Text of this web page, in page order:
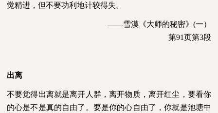
觉精进，但不要功利地计较得失。
——雪漠《大师的秘密》 (一）
第91页第3段
出离
不要觉得出离就是离开人群，离开物质，离开红尘，要看你
的心是不是真的自由了。要是你的心自由了，你就是池塘中